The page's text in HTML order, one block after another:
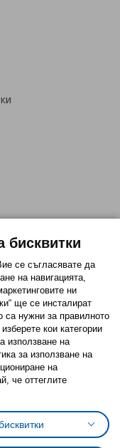
(Cookies)
на бисквитки
за личните данни
на ikea.bg
бисквитки
се съгласявате да
на навигацията,
ни
ще се инсталират
са нужни за правилното
кои категории
използване на
за използване на
на
че оттеглите